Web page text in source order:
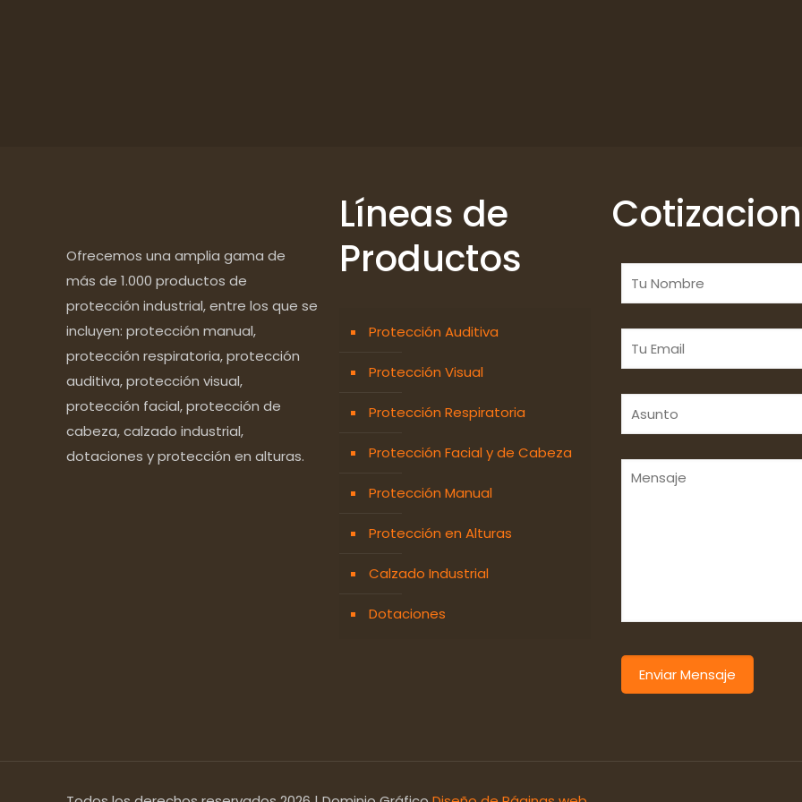
Ofrecemos una amplia gama de
más de 1.000 productos de
protección industrial, entre los que se
incluyen: protección manual,
protección respiratoria, protección
auditiva, protección visual,
protección facial, protección de
cabeza, calzado industrial,
dotaciones y protección en alturas.
Líneas de
Productos
Protección Auditiva
Protección Visual
Protección Respiratoria
Protección Facial y de Cabeza
Protección Manual
Protección en Alturas
Calzado Industrial
Dotaciones